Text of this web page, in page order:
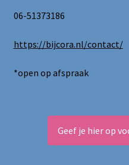
06-51373186
https://bijcora.nl/contact/
*open op afspraak
Geef je hier op